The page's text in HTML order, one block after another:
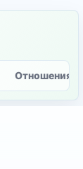
Отношения